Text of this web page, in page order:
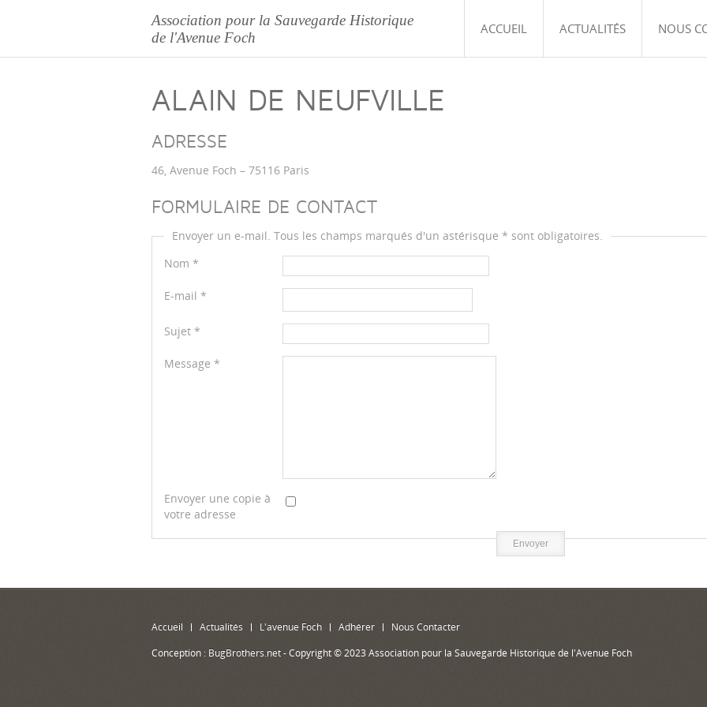
Association pour la Sauvegarde Historique
de l'Avenue Foch
ACCUEIL ACTUALITÉS NOUS
ALAIN DE NEUFVILLE
ADRESSE
46, Avenue Foch – 75116 Paris
FORMULAIRE DE CONTACT
Envoyer un e-mail. Tous les champs marqués d'un astérisque * sont obligatoires.
Nom *
E-mail *
Sujet *
Message *
Envoyer une copie à
votre adresse
Envoyer
Accueil Actualités L'avenue Foch Adhérer
Nous Contacter
Conception : BugBrothers.net- Copyright © 2023 Association pour la Sauvegarde Historique de l'Avenue Foch